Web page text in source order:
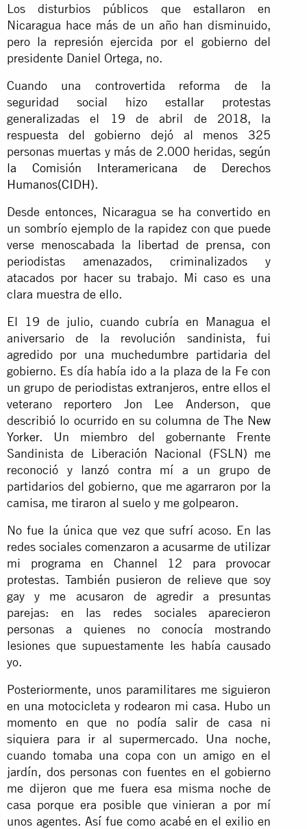
Los disturbios públicos que estallaron en
Nicaragua hace más de un año han disminuido,
pero la represión ejercida por el gobierno del
presidente Daniel Ortega, no.
Cuando una controvertida reforma de la
seguridad social hizo estallar protestas
generalizadas el 19 de abril de 2018, la
respuesta del gobierno dejó al menos 325
personas muertas y más de 2.000 heridas,según
la Comisión Interamericana de Derechos
Humanos(CIDH).
Desde entonces, Nicaragua se ha convertido en
un sombrío ejemplo de la rapidez con que puede
verse menoscabada la libertad de prensa, con
periodistas amenazados, criminalizados y
atacados por hacer su trabajo. Mi caso es una
clara muestra de ello.
El 19 de julio, cuando cubría en Managua el
aniversario de la revolución sandinista, fui
agredido por una muchedumbre partidaria del
gobierno. Es día había ido a la plaza de la Fe con
un grupo de periodistas extranjeros, entre ellos el
veterano reportero Jon Lee Anderson, que
describió lo ocurrido en su columna de The New
Yorker. Un miembro del gobernante Frente
Sandinista de Liberación Nacional (FSLN) me
reconoció y lanzó contra mí a un grupo de
partidarios del gobierno, que me agarraron por la
camisa, me tiraron al suelo y me golpearon.
No fue la única que vez que sufrí acoso. En las
redes sociales comenzaron a acusarme de utilizar
mi programa en Channel 12 para provocar
protestas. También pusieron de relieve que soy
gay y me acusaron de agredir a presuntas
parejas: en las redes sociales aparecieron
personas a quienes no conocía mostrando
lesiones que supuestamente les había causado
yo.
Posteriormente, unos paramilitares me siguieron
en una motocicleta y rodearon mi casa. Hubo un
momento en que no podía salir de casa ni
siquiera para ir al supermercado. Una noche,
cuando tomaba una copa con un amigo en el
jardín, dos personas con fuentes en el gobierno
me dijeron que me fuera esa misma noche de
casa porque era posible que vinieran a por mí
unos agentes. Así fue como acabé en el exilio en